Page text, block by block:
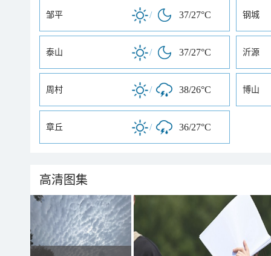
邹平 / 37/27°C 钢城
泰山 / 37/27°C 沂源
周村 / 38/26°C 博山
章丘 / 36/27°C
高清图集